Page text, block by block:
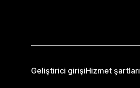
Geliştirici girişiHizmet şartları